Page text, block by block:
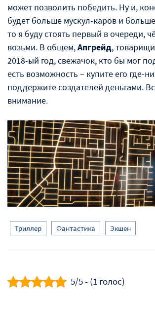
может позволить победить. Ну и,
будет больше мускул-каров и
то я буду стоять первый в очереди,
возьми. В общем,Апгрейд,
2018-ый год, свежачок, кто бы мог
есть возможность – купите его где-
поддержите создателей деньгами.
внимание.
Триллер Фантастика Экшен
5/5 - (1 голос)